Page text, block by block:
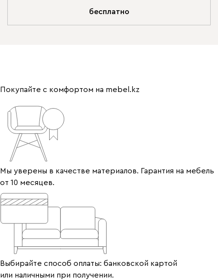
бесплатно
Покупайте с комфортом на mebel.kz
Мы уверены в качестве материалов. Гарантия на мебель
от 10 месяцев.
Выбирайте способ оплаты: банковской картой
или наличными при получении.